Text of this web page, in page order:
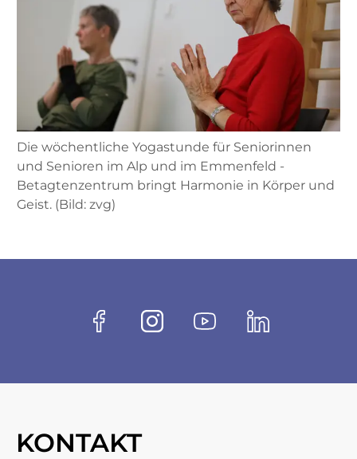
Die wöchentliche Yogastunde für Seniorinnen
und Senioren im Alp und im Emmenfeld ­
Betagtenzentrum bringt Harmonie in Körper und
Geist. (Bild: zvg)
Socials
FacebookInstagramYoutubeLinkedin
KONTAKT